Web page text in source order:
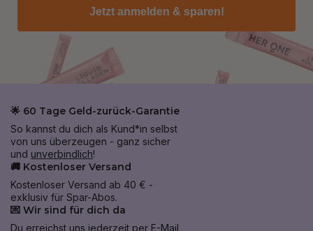
Jetzt anmelden & sparen!
🌟 60 Tage Geld-zurück-Garantie
So kannst du dich als Kund*in selbst
von uns überzeugen - ganz sicher
und unverbindlich!
🚚 Kostenloser Versand
Kostenloser Versand ab 40 € -
exklusiv für Spar-Abos.
💌 Wir sind für dich da
Du erreichst uns jederzeit per E-Mail